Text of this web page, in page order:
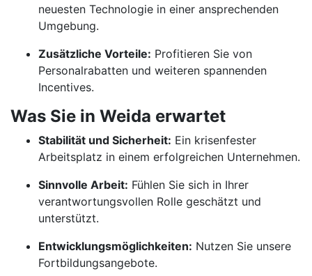
neuesten Technologie in einer ansprechenden
Umgebung.
Zusätzliche Vorteile: Profitieren Sie von
Personalrabatten und weiteren spannenden
Incentives.
Was Sie in Weida erwartet
Stabilität und Sicherheit: Ein krisenfester
Arbeitsplatz in einem erfolgreichen Unternehmen.
Sinnvolle Arbeit: Fühlen Sie sich in Ihrer
verantwortungsvollen Rolle geschätzt und
unterstützt.
Entwicklungsmöglichkeiten: Nutzen Sie unsere
Fortbildungsangebote.